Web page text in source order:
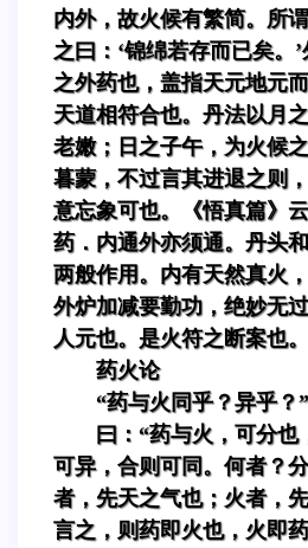
内外，故火候有繁简。所
之曰：‘锦绵若存而已矣。
之外药也，盖指天元地元
天道相符合也。丹法以月
老嫩；日之子午，为火候
暮蒙，不过言其进退之则
意忘象可也。《悟真篇》
药．内通外亦须通。丹头
两般作用。内有天然真火
外炉加减要勤功，绝妙无
人元也。是火符之断案也
药火论
“药与火同乎？异乎？”
曰：“药与火，可分也
可异，合则可同。何者？
者，先天之气也；火者，
言之，则药即火也，火即